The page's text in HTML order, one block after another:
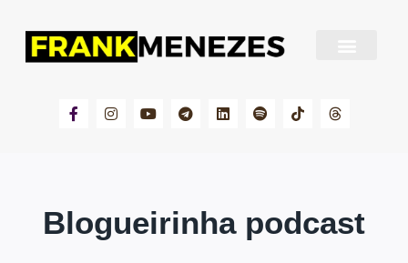
Blogueirinha podcast